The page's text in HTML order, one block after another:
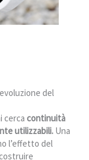
del
cerca continuità
utilizzabili. Una
l’effetto del